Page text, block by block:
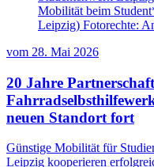
Mobilität beim
Leipzig) Fotorechte:
vom 28. Mai 2026
20 Jahre
neuen Standort fort
Günstige Mobilität für
Leipzig kooperieren